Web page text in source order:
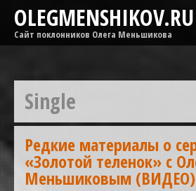
OLEGMENSHIKOV.RU
Сайт поклонников Олега Меньшикова
Афиша
Гастроли
Медиа
ОМГ
Фильмы
Single
Редкие материалы о
«Золотой теленок» с
Меньшиковым (ВИДЕО)